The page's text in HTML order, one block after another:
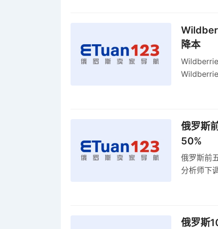
降本
俄罗斯
50%
俄罗斯前
分析师下
俄罗斯